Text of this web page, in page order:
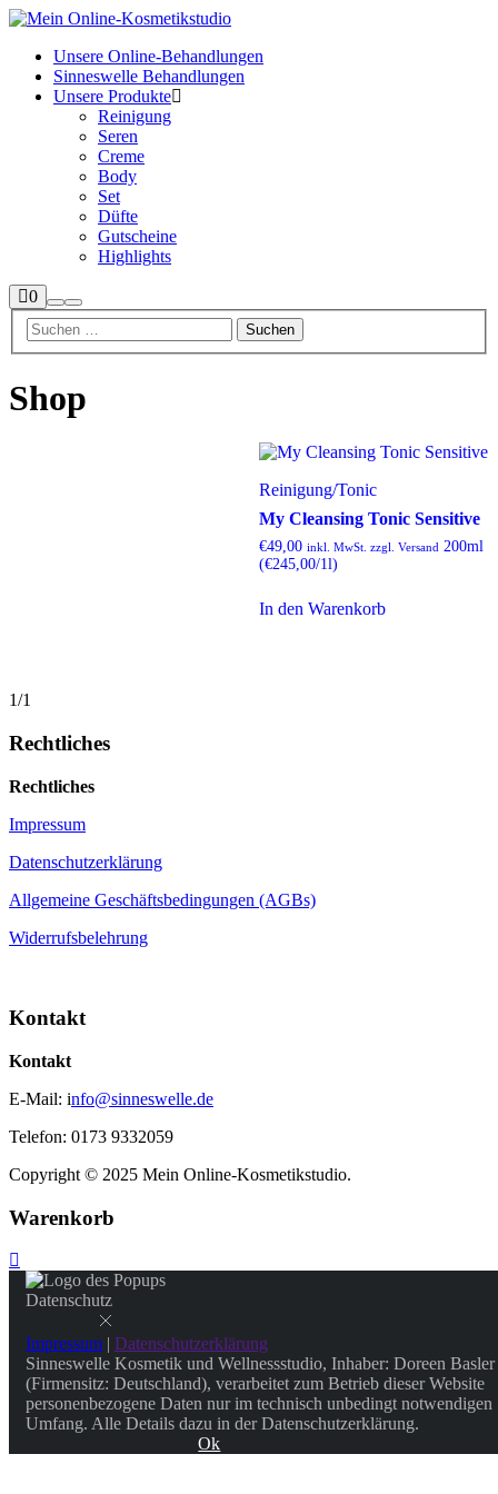
Unsere Online-Behandlungen
Sinneswelle Behandlungen
Unsere Produkte
Reinigung
Seren
Creme
Body
Set
Düfte
Gutscheine
Highlights
0Seitenleiste
ShopSuchen
Hauptmenü
Shop
Reinigung/Tonic
My Cleansing Tonic Sensitive
€49,00 inkl. MwSt. zzgl. Versand 200ml
(€245,00/1l)
In den Warenkorb
1/1
Rechtliches
Rechtliches
Impressum
Datenschutzerklärung
Allgemeine Geschäftsbedingungen (AGBs)
Widerrufsbelehrung
Kontakt
Kontakt
E-Mail: info@sinneswelle.de
Telefon: 0173 9332059
Copyright © 2025 Mein Online-Kosmetikstudio.
Warenkorb
Datenschutz
Impressum
Datenschutzerklärung
Sinneswelle Kosmetik und Wellnessstudio, Inhaber: Doreen Basler
(Firmensitz: Deutschland), verarbeitet zum Betrieb dieser Website
personenbezogene Daten nur im technisch unbedingt notwendigen
Umfang. Alle Details dazu in der Datenschutzerklärung.
Ok